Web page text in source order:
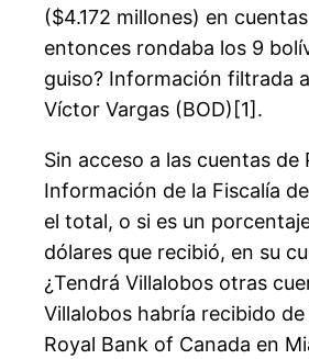
($4.172 millones) en
entonces rondaba los 9
guiso? Información filtrada
Víctor Vargas (BOD)[1].
Sin acceso a las cuentas
Información de la Fiscalía
el total, o si es un
dólares que recibió, en su
¿Tendrá Villalobos otras
Villalobos habría recibido de
Royal Bank of Canada en